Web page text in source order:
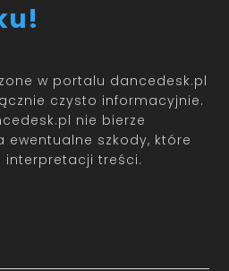
w portalu dancedesk.pl
czysto informacyjnie.
nie bierze
szkody, które
interpretacji treści.